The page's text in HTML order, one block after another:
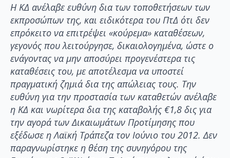
Η ΚΔ ανέλαβε ευθύνη δια των τοποθετήσεων των
εκπροσώπων της, και ειδικότερα του ΠτΔ ότι δεν
επρόκειτο να επιτρέψει «κούρεμα» καταθέσεων,
γεγονός που λειτούργησε, δικαιολογημένα, ώστε ο
ενάγοντας να μην αποσύρει προγενέστερα τις
καταθέσεις του, με αποτέλεσμα να υποστεί
πραγματική ζημιά δια της απώλειας τους. Την
ευθύνη για την προστασία των καταθετών ανέλαβε
η ΚΔ και νωρίτερα δια της καταβολής €1,8 δις για
την αγορά των Δικαιωμάτων Προτίμησης που
εξέδωσε η Λαϊκή Τράπεζα τον Ιούνιο του 2012. Δεν
παραγνωρίστηκε η θέση της συνηγόρου της